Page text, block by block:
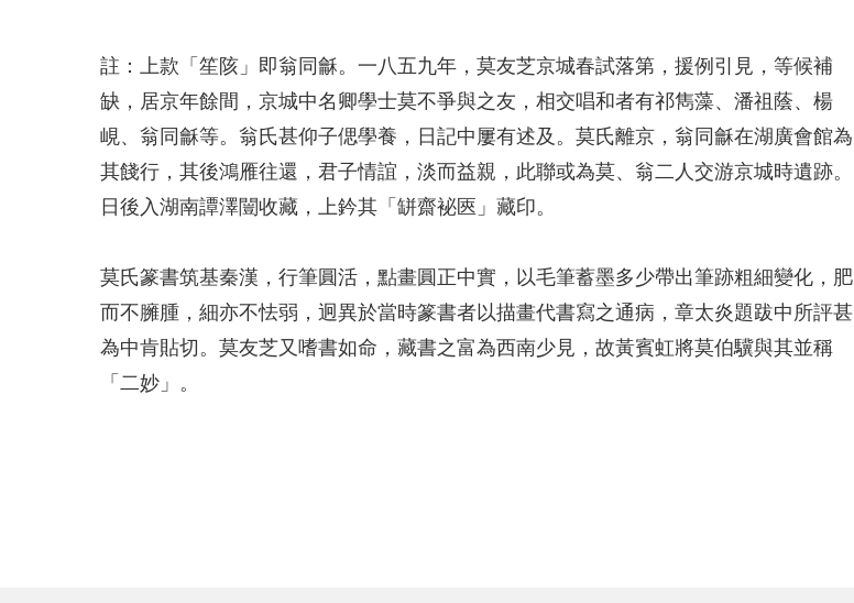
註：上款「笙陔」即翁同龢。一八五九年，莫友芝京城春試落第，援例引見，等候補
缺，居京年餘間，京城中名卿學士莫不爭與之友，相交唱和者有祁雋藻、潘祖蔭、楊
峴、翁同龢等。翁氏甚仰子偲學養，日記中屢有述及。莫氏離京，翁同龢在湖廣會館為
其餞行，其後鴻雁往還，君子情誼，淡而益親，此聯或為莫、翁二人交游京城時遺跡。
日後入湖南譚澤闓收藏，上鈐其「缾齋袐匧」藏印。
莫氏篆書筑基秦漢，行筆圓活，點畫圓正中實，以毛筆蓄墨多少帶出筆跡粗細變化，肥
而不臃腫，細亦不怯弱，迥異於當時篆書者以描畫代書寫之通病，章太炎題跋中所評甚
為中肯貼切。莫友芝又嗜書如命，藏書之富為西南少見，故黃賓虹將莫伯驥與其並稱
「二妙」。